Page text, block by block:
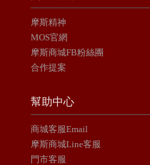
摩斯精神
MOS官網
摩斯商城FB粉絲團
合作提案
幫助中心
商城客服Email
摩斯商城Line客服
門市客服